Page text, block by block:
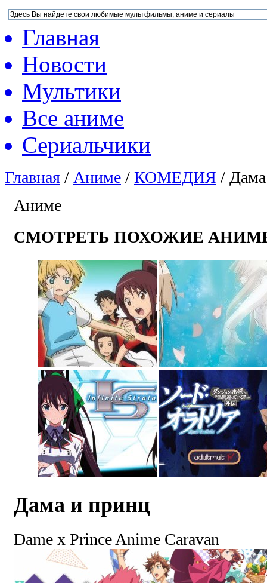
Главная
Новости
Мультики
Все аниме
Сериальчики
Главная / Аниме / КОМЕДИЯ /
Аниме
СМОТРЕТЬ ПОХОЖИЕ
Дама и принц
Dame x Prince Anime Caravan